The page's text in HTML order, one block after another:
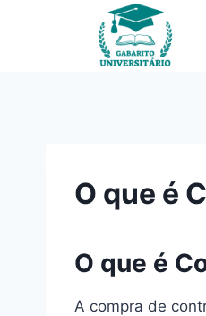
O que é
O que é
A compra de